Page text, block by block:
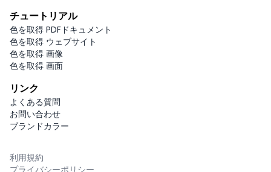
チュートリアル
色を取得 PDFドキュメント
色を取得 ウェブサイト
色を取得 画像
色を取得 画面
リンク
よくある質問
お問い合わせ
ブランドカラー
利用規約
プライバシーポリシー